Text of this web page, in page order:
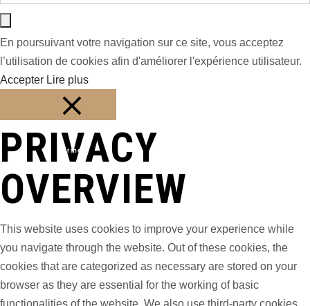
En poursuivant votre navigation sur ce site, vous acceptez
l’utilisation de cookies afin d'améliorer l'expérience utilisateur.
Accepter Lire plus
Fermer
PRIVACY
OVERVIEW
This website uses cookies to improve your experience while
you navigate through the website. Out of these cookies, the
cookies that are categorized as necessary are stored on your
browser as they are essential for the working of basic
functionalities of the website. We also use third-party cookies